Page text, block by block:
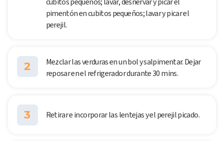
pimentón en cubitos pequeños; lavar y picar el
perejil.
2
Mezclar las verduras en un bol y salpimentar. Dejar
reposar en el refrigerador durante 30 mins.
3 Retirar e incorporar las lentejas y el perejil picado.